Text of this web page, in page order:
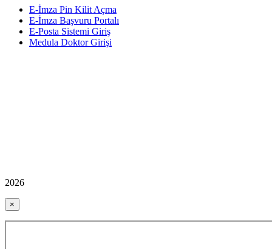
E-İmza Pin Kilit Açma
E-İmza Başvuru Portalı
E-Posta Sistemi Giriş
Medula Doktor Girişi
2026
×